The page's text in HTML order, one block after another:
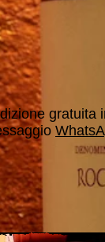
gratuita
di
e in